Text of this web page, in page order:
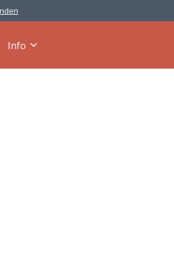
Info